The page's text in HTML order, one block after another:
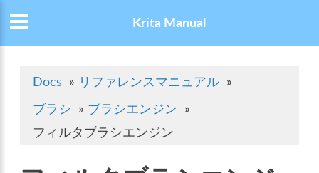
Krita Manual
Docs » リファレンスマニュアル »
ブラシ » ブラシエンジン »
フィルタブラシエンジン